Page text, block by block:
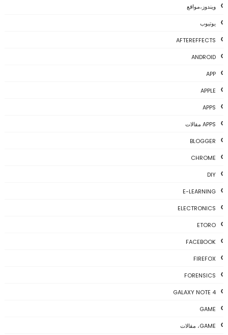
ويندوز،مواقع
يوتيوب
AFTEREFFECTS
ANDROID
APP
APPLE
APPS
APPS مقالات
BLOGGER
CHROME
DIY
E-LEARNING
ELECTRONICS
ETORO
FACEBOOK
FIREFOX
FORENSICS
GALAXY NOTE 4
GAME
GAME، مقالات